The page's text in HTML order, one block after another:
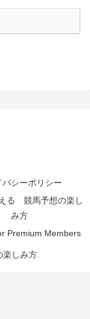
バシーポリシー
る 競馬予想の楽し
み方
Premium Members
しみ方.